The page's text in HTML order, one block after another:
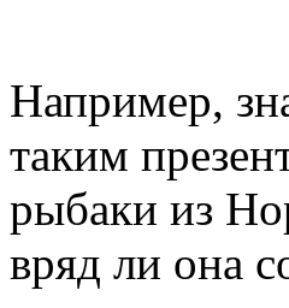
Например,
таким
рыбаки из
вряд ли она